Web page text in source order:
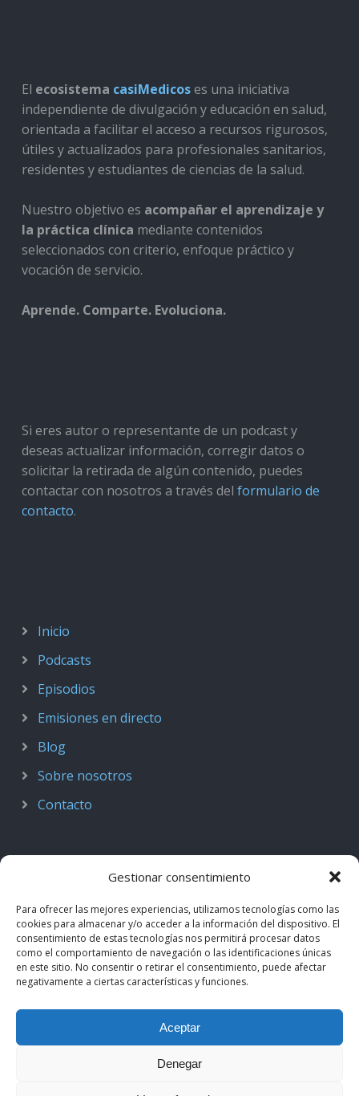
Gestionar consentimiento
Para ofrecer las mejores experiencias, utilizamos tecnologías como las
cookies para almacenar y/o acceder a la información del dispositivo. El
consentimiento de estas tecnologías nos permitirá procesar datos
como el comportamiento de navegación o las identificaciones únicas
en este sitio. No consentir o retirar el consentimiento, puede afectar
negativamente a ciertas características y funciones.
Aceptar
Denegar
El ecosistema casiMedicoses una iniciativa
independiente de divulgación y educación en salud,
orientada a facilitar el acceso a recursos rigurosos,
útiles y actualizados para profesionales sanitarios,
residentes y estudiantes de ciencias de la salud.
Nuestro objetivo es acompañar el aprendizaje y
la práctica clínica mediante contenidos
seleccionados con criterio, enfoque práctico y
vocación de servicio.
Aprende. Comparte. Evoluciona.
Si eres autor o representante de un podcast y
deseas actualizar información, corregir datos o
solicitar la retirada de algún contenido, puedes
contactar con nosotros a través del formulario de
contacto.
Inicio
Podcasts
Episodios
Emisiones en directo
Blog
Sobre nosotros
Contacto
Podcast de Medicina · by casiMedicos
Radio casiMedicos
. Los contenidos pertenecen a sus
autores originales y se muestran mediante